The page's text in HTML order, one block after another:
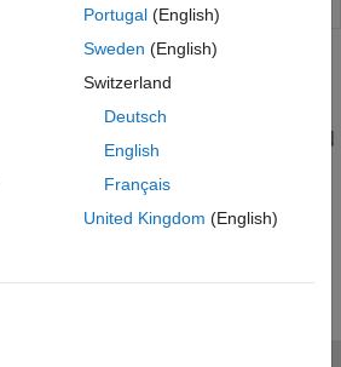
一般化線形回帰モデル クラス
法
を記述できます。
の情報は役に立ちましたか？
Portugal(English)
Sweden (English)
Switzerland
Deutsch
English
Français
United Kingdom (English)